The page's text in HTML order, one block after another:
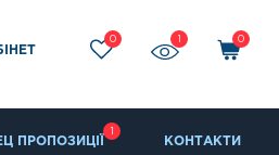
0 0
ПРОПОЗИЦІЇ КОНТАКТИ